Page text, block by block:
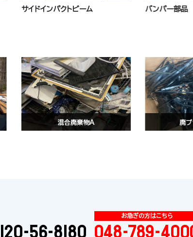
バンパー部品
ダクタイル鋳
廃プラスチック
56-8180 048-789-